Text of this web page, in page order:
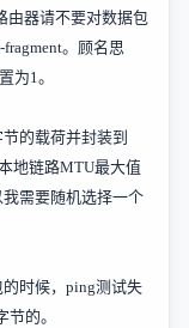
由器请不要对数据包
fragment。顾名思
为1。
节的载荷并封装到
地链路MTU最大值
需要随机选择一个
时候， ping测试失
节的。